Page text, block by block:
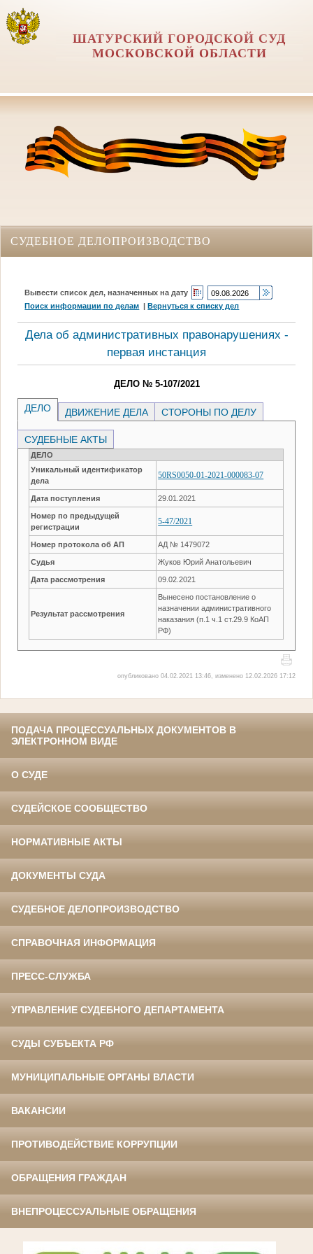
ШАТУРСКИЙ ГОРОДСКОЙ СУД
МОСКОВСКОЙ ОБЛАСТИ
СУДЕБНОЕ ДЕЛОПРОИЗВОДСТВО
Вывести список дел, назначенных на дату
Поиск информации по делам
Вернуться к списку дел
Дела об административных правонарушениях -
первая инстанция
ДЕЛО № 5-107/2021
ДЕЛО ДВИЖЕНИЕ ДЕЛА СТОРОНЫ ПО ДЕЛУ
СУДЕБНЫЕ АКТЫ
ДЕЛО
Уникальный идентификатор
дела
50RS0050-01-2021-000083-07
Дата поступления 29.01.2021
Номер по предыдущей
регистрации
5-47/2021
Номер протокола об АП АД № 1479072
Судья Жуков Юрий Анатольевич
Дата рассмотрения 09.02.2021
Результат рассмотрения
Вынесено постановление о
назначении административного
наказания (п.1 ч.1 ст.29.9 КоАП
РФ)
опубликовано 04.02.2021 13:46, изменено 12.02.2026 17:12
ПОДАЧА ПРОЦЕССУАЛЬНЫХ ДОКУМЕНТОВ В
ЭЛЕКТРОННОМ ВИДЕ
О СУДЕ
СУДЕЙСКОЕ СООБЩЕСТВО
НОРМАТИВНЫЕ АКТЫ
ДОКУМЕНТЫ СУДА
СУДЕБНОЕ ДЕЛОПРОИЗВОДСТВО
СПРАВОЧНАЯ ИНФОРМАЦИЯ
ПРЕСС-СЛУЖБА
УПРАВЛЕНИЕ СУДЕБНОГО ДЕПАРТАМЕНТА
СУДЫ СУБЪЕКТА РФ
МУНИЦИПАЛЬНЫЕ ОРГАНЫ ВЛАСТИ
ВАКАНСИИ
ПРОТИВОДЕЙСТВИЕ КОРРУПЦИИ
ОБРАЩЕНИЯ ГРАЖДАН
ВНЕПРОЦЕССУАЛЬНЫЕ ОБРАЩЕНИЯ